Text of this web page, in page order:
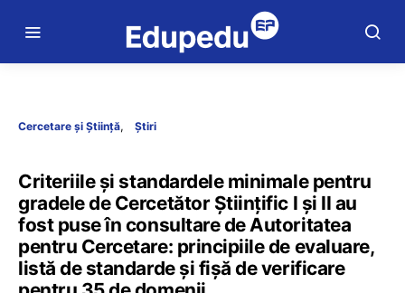
Cercetare și Știință Știri
Criteriile și standardele minimale pentru
gradele de Cercetător Științific I și II au
fost puse în consultare de Autoritatea
pentru Cercetare: principiile de evaluare,
listă de standarde și fișă de verificare